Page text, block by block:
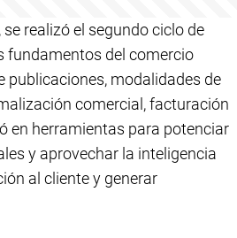
realizó el segundo ciclo de
fundamentos del comercio
publicaciones, modalidades de
comercial, facturación
en herramientas para potenciar
y aprovechar la inteligencia
al cliente y generar